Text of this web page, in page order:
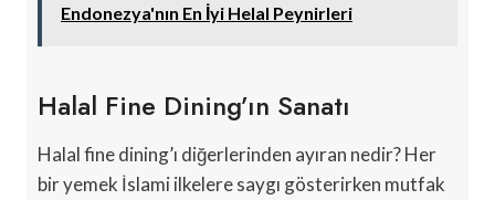
Endonezya'nın En İyi Helal Peynirleri
Halal Fine Dining’ın Sanatı
Halal fine dining’ı diğerlerinden ayıran nedir? Her
bir yemek İslami ilkelere saygı gösterirken mutfak